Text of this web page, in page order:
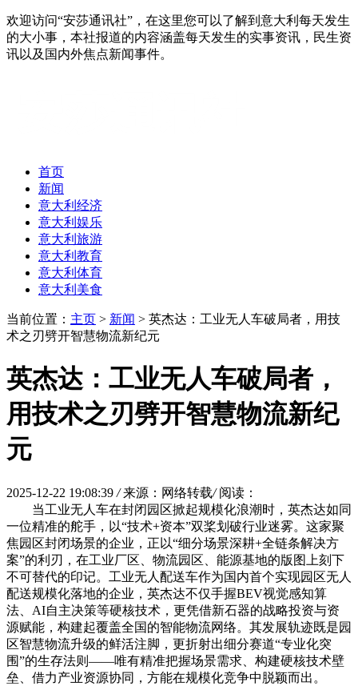
欢迎访问“安莎通讯社”，在这里您可以了解到意大利每天发生
的大小事，本社报道的内容涵盖每天发生的实事资讯，民生资
讯以及国内外焦点新闻事件。
首页
新闻
意大利经济
意大利娱乐
意大利旅游
意大利教育
意大利体育
意大利美食
当前位置： 主页 > 新闻 > 英杰达：工业无人车破局者，用技
术之刃劈开智慧物流新纪元
英杰达：工业无人车破局者，
用技术之刃劈开智慧物流新纪
元
2025-12-22 19:08:39 / 来源：网络转载/ 阅读：
当工业无人车在封闭园区掀起规模化浪潮时，英杰达如同
一位精准的舵手，以“技术+资本”双桨划破行业迷雾。这家聚
焦园区封闭场景的企业，正以“细分场景深耕+全链条解决方
案”的利刃，在工业厂区、物流园区、能源基地的版图上刻下
不可替代的印记。工业无人配送车作为国内首个实现园区无人
配送规模化落地的企业，英杰达不仅手握BEV视觉感知算
法、AI自主决策等硬核技术，更凭借新石器的战略投资与资
源赋能，构建起覆盖全国的智能物流网络。其发展轨迹既是园
区智慧物流升级的鲜活注脚，更折射出细分赛道“专业化突
围”的生存法则——唯有精准把握场景需求、构建硬核技术壁
垒、借力产业资源协同，方能在规模化竞争中脱颖而出。